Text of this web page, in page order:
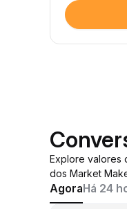
Explore valores
dos Market
AgoraHá 24